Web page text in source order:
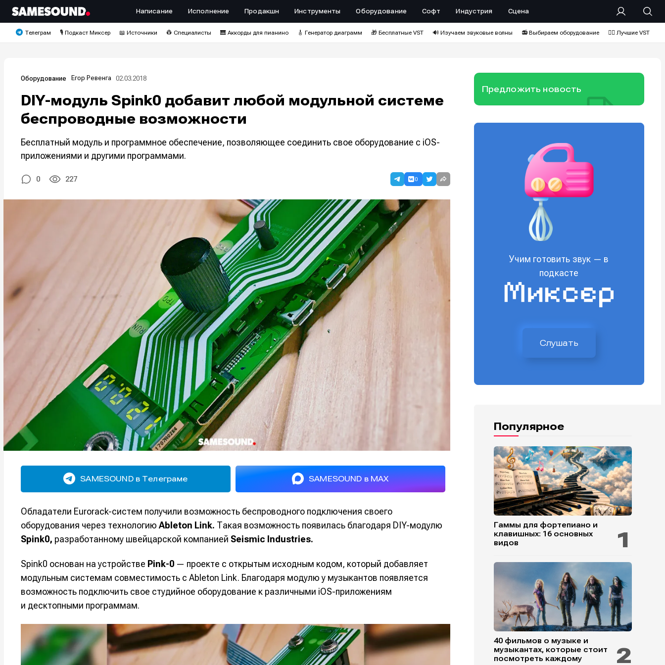
Написание Исполнение Продакшн Инструменты Оборудование Софт Индустрия Сцена
Телеграм 🎙️ Подкаст Миксер 📖 Источники 👷 Специалисты 🎹 Аккорды для пианино 🎸 Генератор диаграмм 🎁 Бесплатные VST 🔊 Изучаем звуковые волны 📻 Выбираем оборудование ❤️‍🔥 Лучшие VST
Оборудование Егор Ревенга 02.03.2018
DIY-модуль Spink0 добавит любой модульной системе
беспроводные возможности
Бесплатный модуль и программное обеспечение, позволяющее соединить свое оборудование с iOS-
приложениями и другими программами.
0 227 0
SAMESOUND в Телеграме SAMESOUND в MAX
Обладатели Eurorack-систем получили возможность беспроводного подключения своего
оборудования через технологию Ableton Link. Такая возможность появилась благодаря DIY-модулю
Spink0, разработанному швейцарской компанией Seismic Industries.
Spink0 основан на устройстве Pink-0 — проекте с открытым исходным кодом, который добавляет
модульным системам совместимость с Ableton Link. Благодаря модулю у музыкантов появляется
возможность подключить свое студийное оборудование к различными iOS-приложениям
и десктопными программам.
Предложить новость
Учим готовить звук — в
подкасте
Слушать
Популярное
Гаммы для фортепиано и
клавишных: 16 основных
видов
40 фильмов о музыке и
музыкантах, которые стоит
посмотреть каждому